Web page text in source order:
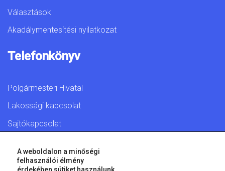
Választások
Akadálymentesítési nyilatkozat
Telefonkönyv
Polgármesteri Hivatal
Lakossági kapcsolat
Sajtókapcsolat
A weboldalon a minőségi
felhasználói élmény